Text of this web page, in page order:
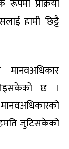
प्रक्रिया
हामी छिट्टै
छ ।
जुटिसकेको